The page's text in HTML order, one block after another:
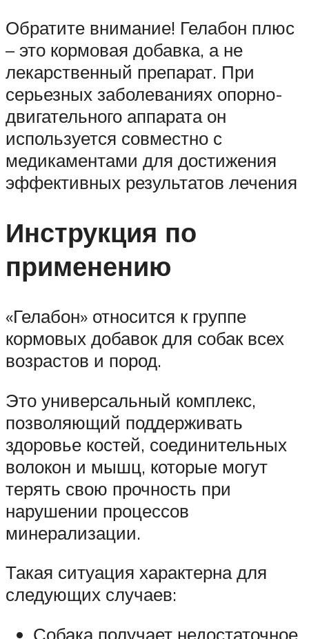
Обратите внимание! Гелабон плюс
– это кормовая добавка, а не
лекарственный препарат. При
серьезных заболеваниях опорно-
двигательного аппарата он
используется совместно с
медикаментами для достижения
эффективных результатов лечения
Инструкция по
применению
«Гелабон» относится к группе
кормовых добавок для собак всех
возрастов и пород.
Это универсальный комплекс,
позволяющий поддерживать
здоровье костей, соединительных
волокон и мышц, которые могут
терять свою прочность при
нарушении процессов
минерализации.
Такая ситуация характерна для
следующих случаев:
Собака получает недостаточное